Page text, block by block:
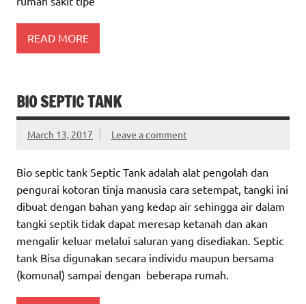
READ MORE
BIO SEPTIC TANK
March 13, 2017 Leave a comment
Bio septic tank Septic Tank adalah alat pengolah dan
pengurai kotoran tinja manusia cara setempat, tangki ini
dibuat dengan bahan yang kedap air sehingga air dalam
tangki septik tidak dapat meresap ketanah dan akan
mengalir keluar melalui saluran yang disediakan. Septic
tank Bisa digunakan secara individu maupun bersama
(komunal) sampai dengan beberapa rumah.